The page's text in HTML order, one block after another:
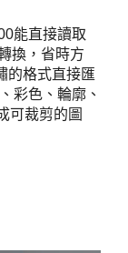
能直接讀取
換，省時方
的格式直接匯
彩色、輪廓、
可裁剪的圖